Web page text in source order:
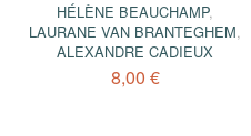
HÉLÈNE BEAUCHAMP,
LAURANE VAN BRANTEGHEM,
ALEXANDRE CADIEUX
8,00 €